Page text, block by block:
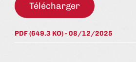
PDF (649.3 KO) - 08/12/2025
Télécharger